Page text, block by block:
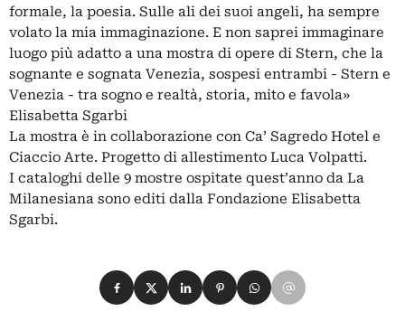
formale, la poesia. Sulle ali dei suoi angeli, ha sempre
volato la mia immaginazione. E non saprei immaginare
luogo più adatto a una mostra di opere di Stern, che la
sognante e sognata Venezia, sospesi entrambi - Stern e
Venezia - tra sogno e realtà, storia, mito e favola»
Elisabetta Sgarbi
La mostra è in collaborazione con Ca’ Sagredo Hotel e
Ciaccio Arte. Progetto di allestimento Luca Volpatti.
I cataloghi delle 9 mostre ospitate quest’anno da La
Milanesiana sono editi dalla Fondazione Elisabetta
Sgarbi.
Condividi su Facebook
Condividi su X
Condividi su LinkedIn
Condividi su Pinterest
Condividi su WhatsApp
Condividi su Email